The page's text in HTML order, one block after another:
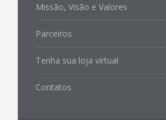
Missão, Visão e Valores
Parceiros
Tenha sua loja virtual
Contatos